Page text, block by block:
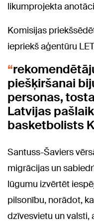
likumprojekta
Komisijas
iepriekš aģentūru
piešķiršanai
personas,
Latvijas
basketbolists
Santuss-Šaviers
migrācijas un
lūgumu izvērtēt
pilsonību, norādot,
dzīvesvietu un valsti,